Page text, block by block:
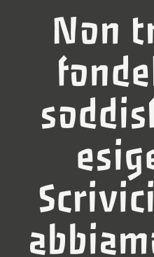
Non